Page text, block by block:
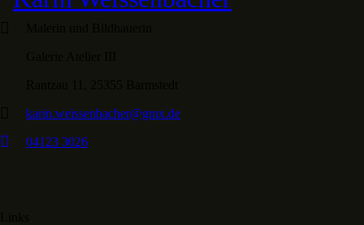
karin.weissenbacher@gmx.de
04123 3026